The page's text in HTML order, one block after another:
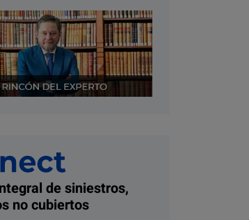
de siniestros,
no cubiertos